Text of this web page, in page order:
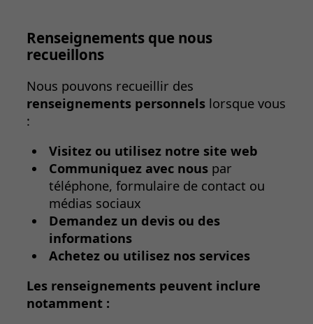
Renseignements que nous
recueillons
Nous pouvons recueillir des
renseignements personnelslorsque vous
:
Visitez ou utilisez notre site web
Communiquez avec nous par
téléphone, formulaire de contact ou
médias sociaux
Demandez un devis ou des
informations
Achetez ou utilisez nos services
Les renseignements peuvent inclure
notamment :